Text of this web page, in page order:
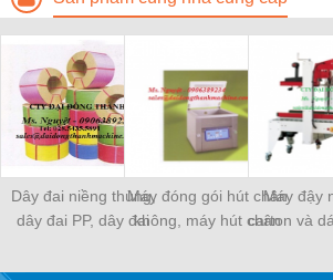
Dây đai niềng thùng,
dây đai PP, dây đai
Máy đóng gói hút chân
không, máy hút chân
Máy đậy
carton và